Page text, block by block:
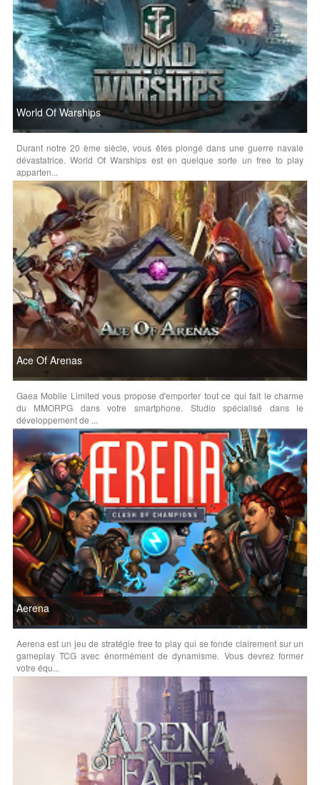
World Of Warships
Durant notre 20 ème siècle, vous êtes plongé dans une guerre navale
dévastatrice. World Of Warships est en quelque sorte un free to play
apparten...
Ace Of Arenas
Gaea Mobile Limited vous propose d'emporter tout ce qui fait le charme
du MMORPG dans votre smartphone. Studio spécialisé dans le
développement de ...
Aerena
Aerena est un jeu de stratégie free to play qui se fonde clairement sur un
gameplay TCG avec énormément de dynamisme. Vous devrez former
votre équ...